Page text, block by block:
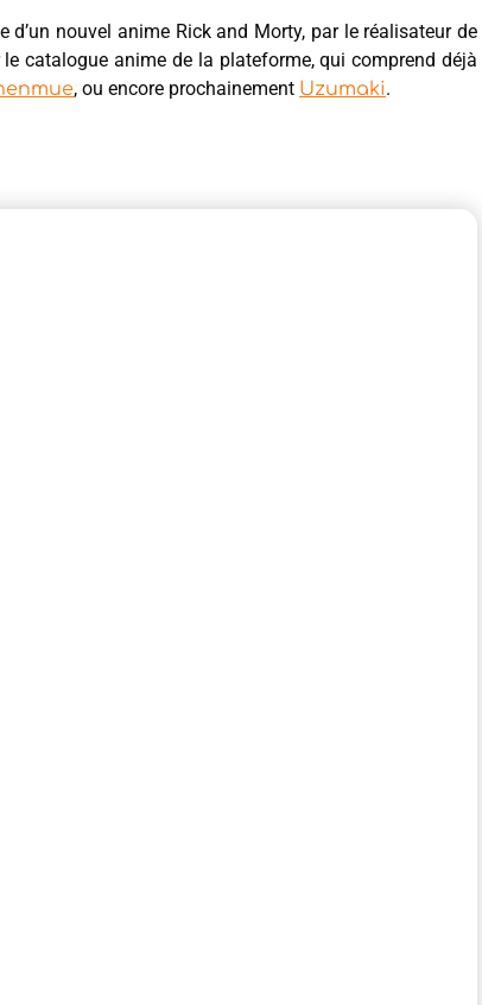
d’un nouvel anime Rick and Morty, par le réalisateur de
catalogue anime de la plateforme, qui comprend déjà
, ou encore prochainement Uzumaki.